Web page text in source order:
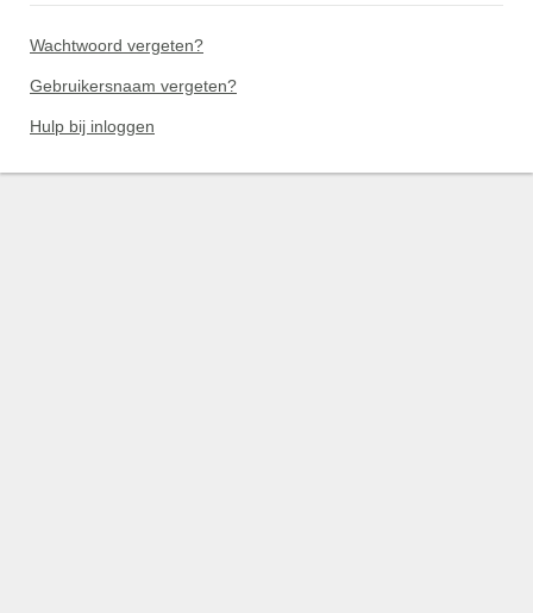
Wachtwoord vergeten?
Gebruikersnaam vergeten?
Hulp bij inloggen